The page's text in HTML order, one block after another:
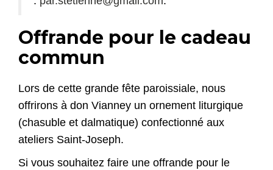
Offrande pour le cadeau
commun
Lors de cette grande fête paroissiale, nous
offrirons à don Vianney un ornement liturgique
(chasuble et dalmatique) confectionné aux
ateliers Saint-Joseph.
Si vous souhaitez faire une offrande pour le